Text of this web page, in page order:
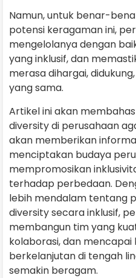
Namun, untuk benar-
potensi keragaman ini,
mengelolanya dengan
yang inklusif, dan
merasa dihargai,
yang sama.
Artikel ini akan
diversity di perusahaan
akan memberikan
menciptakan budaya
mempromosikan
terhadap perbedaan.
lebih mendalam tentang
diversity secara inklusif,
membangun tim yang
kolaborasi, dan mencapai
berkelanjutan di tengah
semakin beragam.